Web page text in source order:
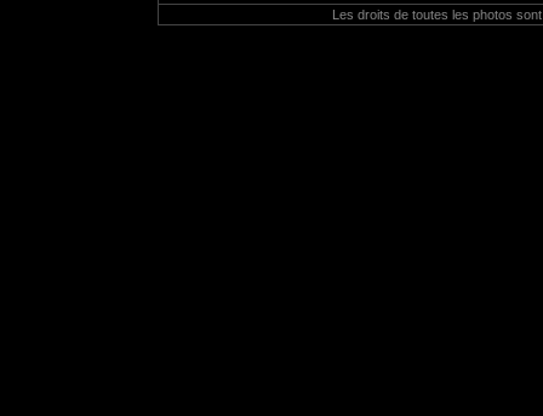
Les droits de toutes les photos